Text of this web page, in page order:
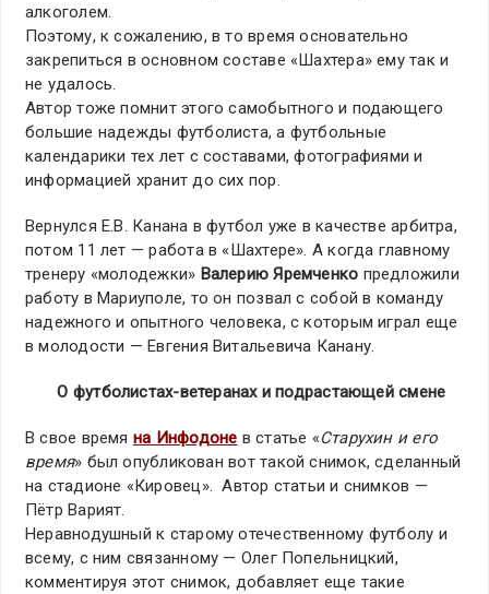
алкоголем.
Поэтому, к сожалению, в то время основательно
закрепиться в основном составе «Шахтера» ему так и
не удалось.
Автор тоже помнит этого самобытного и подающего
большие надежды футболиста, а футбольные
календарики тех лет с составами, фотографиями и
информацией хранит до сих пор.
Вернулся Е.В. Канана в футбол уже в качестве арбитра,
потом 11 лет — работа в «Шахтере». А когда главному
тренеру «молодежки» Валерию Яремченко предложили
работу в Мариуполе, то он позвал с собой в команду
надежного и опытного человека, с которым играл еще
в молодости — Евгения Витальевича Канану.
О футболистах-ветеранах и подрастающей смене
В свое время на Инфодоне в статье «Старухин и его
время» был опубликован вот такой снимок, сделанный
на стадионе «Кировец». Автор статьи и снимков —
Пётр Варият.
Неравнодушный к старому отечественному футболу и
всему, с ним связанному — Олег Попельницкий,
комментируя этот снимок, добавляет еще такие